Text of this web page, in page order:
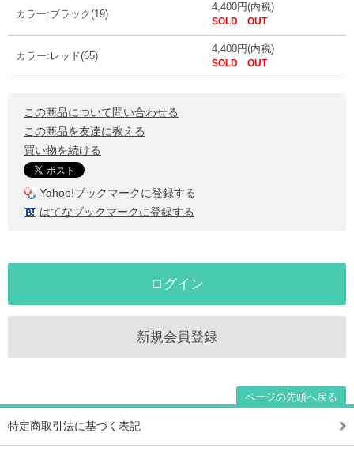
カラー:ブラック(19)
4,400円(内税)
SOLD OUT
カラー:レッド(65)
4,400円(内税)
SOLD OUT
この商品について問い合わせる
この商品を友達に教える
買い物を続ける
Yahoo!ブックマークに登録する
はてなブックマークに登録する
ログイン
新規会員登録
ページの先頭へ戻る
特定商取引法に基づく表記